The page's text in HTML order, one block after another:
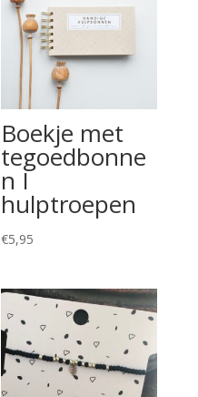
Boekje met
tegoedbonne
n I
hulptroepen
€5,95